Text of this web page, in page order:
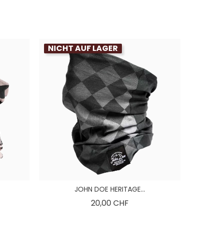
NICHT AUF LAGER
JOHN DOE HERITAGE...
20,00 CHFPreis